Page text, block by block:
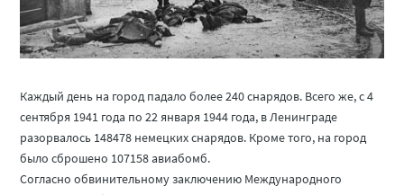
Каждый день на город падало более 240 снарядов. Всего же, с 4
сентября 1941 года по 22 января 1944 года, в Ленинграде
разорвалось 148478 немецких снарядов. Кроме того, на город
было сброшено 107158 авиабомб.
Согласно обвинительному заключению Международного